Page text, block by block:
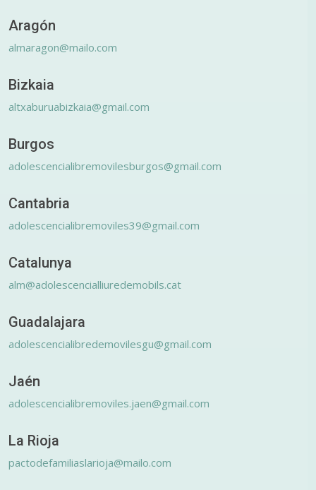
Aragón
almaragon@mailo.com
Bizkaia
altxaburuabizkaia@gmail.com
Burgos
adolescencialibremovilesburgos@gmail.com
Cantabria
adolescencialibremoviles39@gmail.com
Catalunya
alm@adolescencialliuredemobils.cat
Guadalajara
adolescencialibredemovilesgu@gmail.com
Jaén
adolescencialibremoviles.jaen@gmail.com
La Rioja
pactodefamiliaslarioja@mailo.com